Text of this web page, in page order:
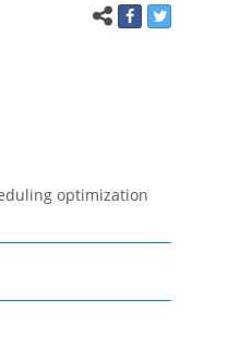
optimization